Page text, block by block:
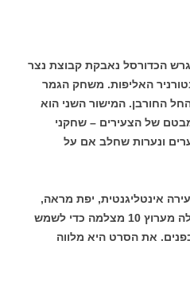
הכדורסל נאבקת קבוצת נצר
האליפות. משחק הגמר
החורבן. המישור השני הוא
של הצעירים – שחקני
ונערות שחלב אם על
אינטליגנטית, יפת מראה,
בעל כושר ביטוי נדיר. היא קיבלה מערוץ 10 מצלמה כדי לשמש
את הסרט היא מלווה